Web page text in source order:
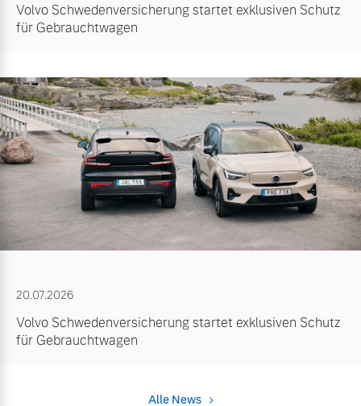
Volvo Schwedenversicherung startet exklusiven Schutz
für Gebrauchtwagen
20.07.2026
Volvo Schwedenversicherung startet exklusiven Schutz
für Gebrauchtwagen
Alle News